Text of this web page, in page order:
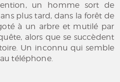
un homme sort de
plus tard, dans la forêt de
à un arbre et mutilé par
alors que se succèdent
Un inconnu qui semble
téléphone.